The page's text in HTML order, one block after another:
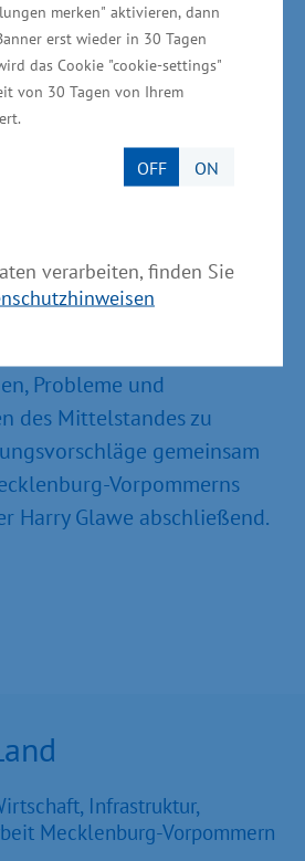
merken" aktivieren, dann
erst wieder in 30 Tagen
das Cookie "cookie-settings"
von 30 Tagen von Ihrem
OFF ON
verarbeiten, finden Sie
besteht neben dem
Glawe aus aktuell 16
berät an
über mittelstandsrelevante
In dem Gremium
sowie der für die Freien
Probleme und
des Mittelstandes zu
gemeinsam
Vorpommerns
Harry Glawe abschließend.
Infrastruktur,
Mecklenburg-Vorpommern